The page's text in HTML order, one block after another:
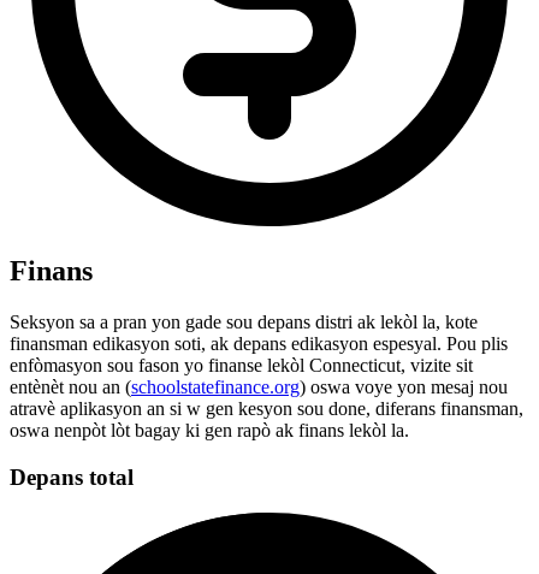
Finans
Seksyon sa a pran yon gade sou depans distri ak lekòl la, kote
finansman edikasyon soti, ak depans edikasyon espesyal. Pou plis
enfòmasyon sou fason yo finanse lekòl Connecticut, vizite sit
entènèt nou an (schoolstatefinance.org) oswa voye yon mesaj nou
atravè aplikasyon an si w gen kesyon sou done, diferans finansman,
oswa nenpòt lòt bagay ki gen rapò ak finans lekòl la.
Depans total